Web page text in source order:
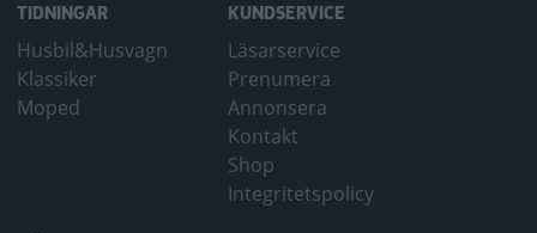
TIDNINGAR
Husbil&Husvagn
Klassiker
Moped
KUNDSERVICE
Läsarservice
Prenumera
Annonsera
Kontakt
Shop
Integritetspolicy